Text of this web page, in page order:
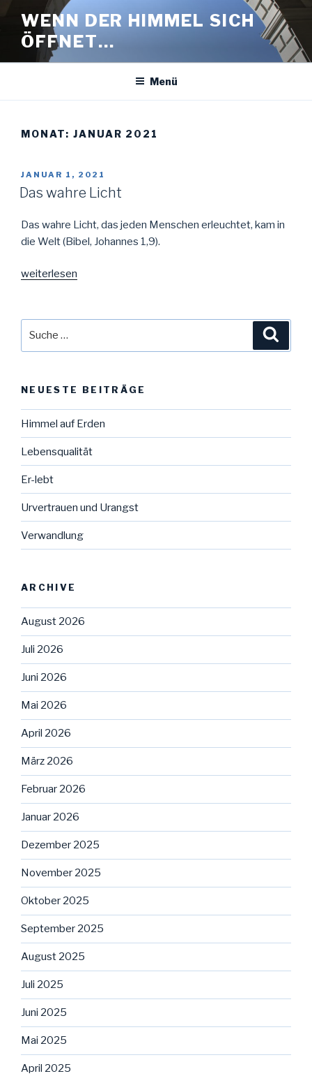
Inhalt
springen
WENN DER HIMMEL SICH
ÖFFNET…
Menü
MONAT: JANUAR 2021
VERÖFFENTLICHT
AM
JANUAR 1, 2021
Das wahre Licht
Das wahre Licht, das jeden Menschen erleuchtet, kam in
die Welt (Bibel, Johannes 1,9).
„Das
weiterlesen
NEUESTE BEITRÄGE
Himmel auf Erden
Lebensqualität
Er-lebt
Urvertrauen und Urangst
Verwandlung
ARCHIVE
August 2026
Juli 2026
Juni 2026
Mai 2026
April 2026
März 2026
Februar 2026
Januar 2026
Dezember 2025
November 2025
Oktober 2025
September 2025
August 2025
Juli 2025
Juni 2025
Mai 2025
April 2025